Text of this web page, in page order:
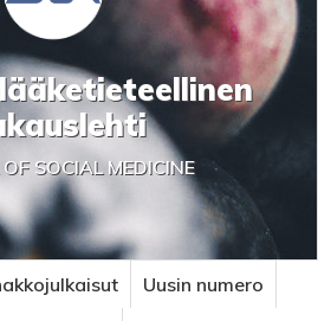
SOCIAL MEDICINE
Uusin numero